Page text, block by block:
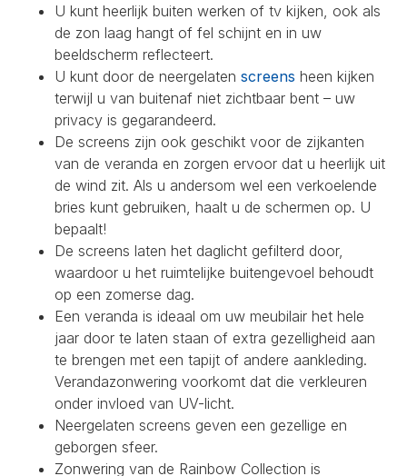
U kunt heerlijk buiten werken of tv kijken, ook als
de zon laag hangt of fel schijnt en in uw
beeldscherm reflecteert.
U kunt door de neergelaten screens heen kijken
terwijl u van buitenaf niet zichtbaar bent – uw
privacy is gegarandeerd.
De screens zijn ook geschikt voor de zijkanten
van de veranda en zorgen ervoor dat u heerlijk uit
de wind zit. Als u andersom wel een verkoelende
bries kunt gebruiken, haalt u de schermen op. U
bepaalt!
De screens laten het daglicht gefilterd door,
waardoor u het ruimtelijke buitengevoel behoudt
op een zomerse dag.
Een veranda is ideaal om uw meubilair het hele
jaar door te laten staan of extra gezelligheid aan
te brengen met een tapijt of andere aankleding.
Verandazonwering voorkomt dat die verkleuren
onder invloed van UV-licht.
Neergelaten screens geven een gezellige en
geborgen sfeer.
Zonwering van de Rainbow Collection is